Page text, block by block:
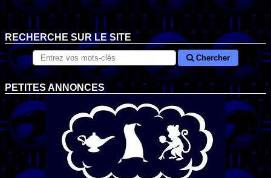
RECHERCHE SUR LE SITE
Chercher
PETITES ANNONCES